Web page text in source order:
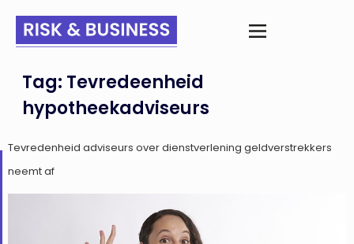
Tag: Tevredeenheid
hypotheekadviseurs
Tevredenheid adviseurs over dienstverlening geldverstrekkers
neemt af